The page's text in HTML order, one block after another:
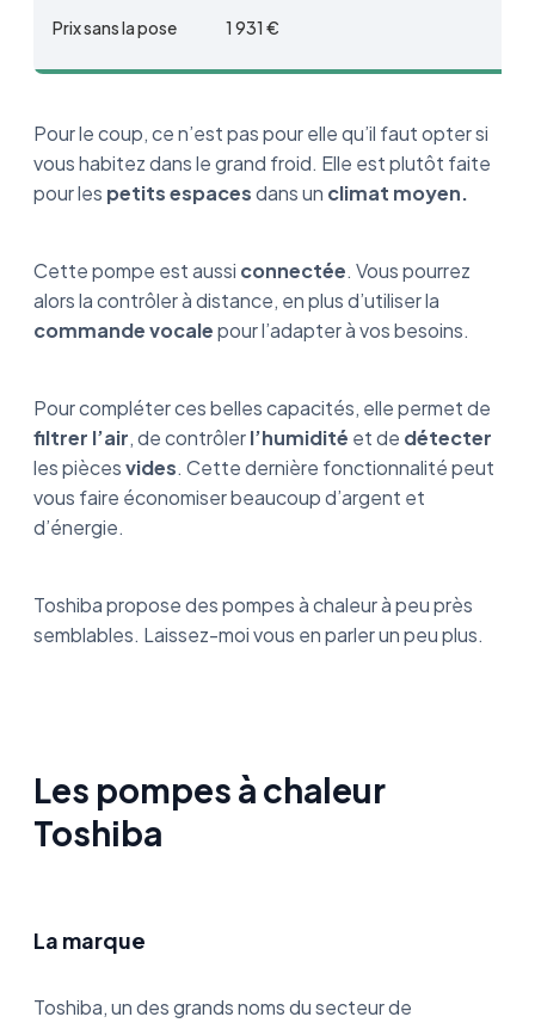
Prix sans la pose 1 931 €
Pour le coup, ce n’est pas pour elle qu’il faut opter si
vous habitez dans le grand froid. Elle est plutôt faite
pour les petits espacesdans un climat moyen.
Cette pompe est aussi connectée. Vous pourrez
alors la contrôler à distance, en plus d’utiliser la
commande vocalepour l’adapter à vos besoins.
Pour compléter ces belles capacités, elle permet de
filtrer l’air, de contrôlerl’humidité et de détecter
les piècesvides. Cette dernière fonctionnalité peut
vous faire économiser beaucoup d’argent et
d’énergie.
Toshiba propose des pompes à chaleur à peu près
semblables. Laissez-moi vous en parler un peu plus.
Les pompes à chaleur
Toshiba
La marque
Toshiba, un des grands noms du secteur de